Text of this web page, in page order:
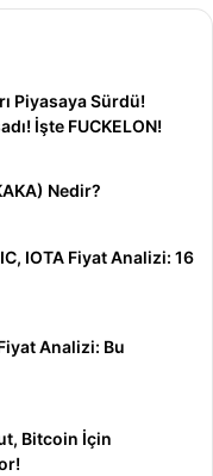
Piyasaya Sürdü!
İşte FUCKELON!
Nedir?
IOTA Fiyat Analizi: 16
Analizi: Bu
Bitcoin İçin